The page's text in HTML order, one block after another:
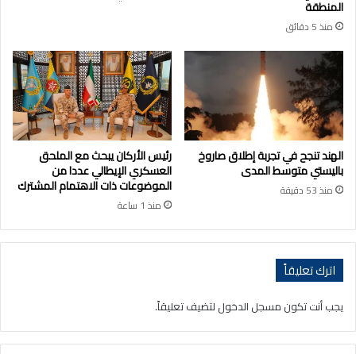
المنطقة
منذ 5 دقائق
الهند تنجح في تجربة إطلاق صاروخ
باليستي متوسط المدى
منذ 53 دقيقة
رئيس الأركان يبحث مع الملحق
العسكري الإيطالي عددا من
الموضوعات ذات الاهتمام المشترك
منذ 1 ساعة
اترك تعليقاً
يجب أنت تكون مسجل الدخول لتضيف تعليقاً.